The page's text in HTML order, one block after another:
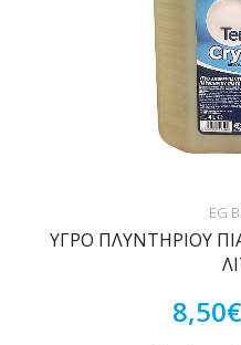
EG
ΥΓΡΟ ΠΛΥΝΤΗΡΙΟΥ
8,50€